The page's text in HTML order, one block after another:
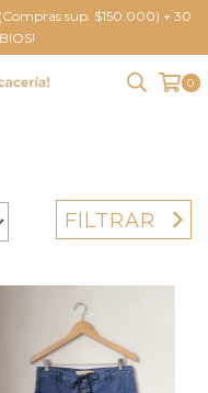
sup. $150.000) + 30
0
FILTRAR